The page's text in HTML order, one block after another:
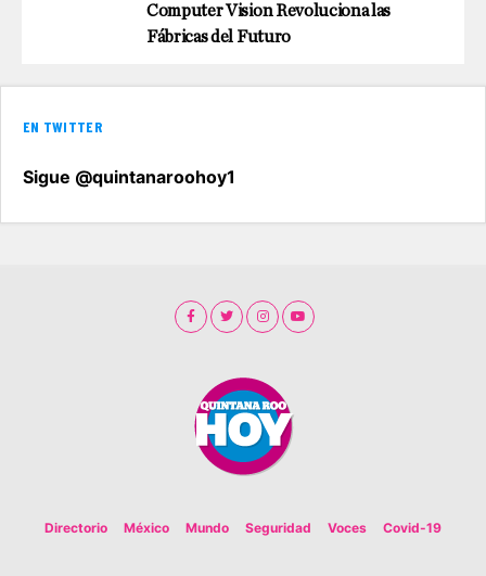
Computer Vision Revoluciona las
Fábricas del Futuro
EN TWITTER
Sigue @quintanaroohoy1
Directorio México Mundo Seguridad Voces Covid-19